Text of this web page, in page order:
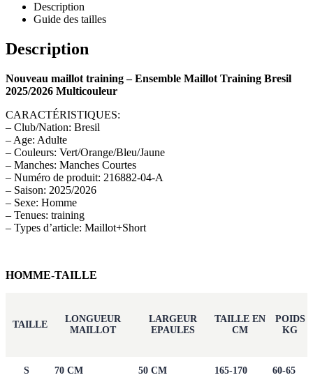
Description
Guide des tailles
Description
Nouveau maillot training – Ensemble Maillot Training Bresil
2025/2026 Multicouleur
CARACTÉRISTIQUES:
– Club/Nation: Bresil
– Age: Adulte
– Couleurs: Vert/Orange/Bleu/Jaune
– Manches: Manches Courtes
– Numéro de produit: 216882-04-A
– Saison: 2025/2026
– Sexe: Homme
– Tenues: training
– Types d’article: Maillot+Short
HOMME-TAILLE
TAILLE
LONGUEUR
MAILLOT
LARGEUR
EPAULES
TAILLE EN
CM
POIDS
KG
S 70 CM 50 CM 165-170 60-65